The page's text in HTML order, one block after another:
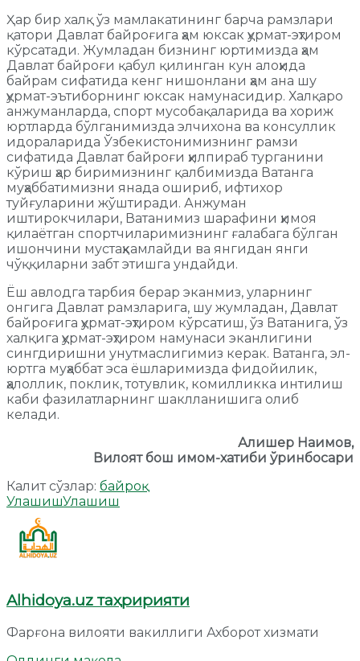
Ҳар бир халқ ўз мамлакатининг барча рамзлари
қатори Давлат байроғига ҳам юксак ҳурмат-эҳтиром
кўрсатади. Жумладан бизнинг юртимизда ҳам
Давлат байроғи қабул қилинган кун алоҳида
байрам сифатида кенг нишонлани ҳам ана шу
ҳурмат-эътиборнинг юксак намунасидир. Халқаро
анжуманларда, спорт мусобақаларида ва хориж
юртларда бўлганимизда элчихона ва консуллик
идораларида Ўзбекистонимизнинг рамзи
сифатида Давлат байроғи ҳилпираб турганини
кўриш ҳар биримизнинг қалбимизда Ватанга
муҳаббатимизни янада ошириб, ифтихор
туйғуларини жўштиради. Анжуман
иштирокчилари, Ватанимиз шарафини ҳимоя
қилаётган спортчиларимизнинг ғалабага бўлган
ишончини мустаҳкамлайди ва янгидан янги
чўққиларни забт этишга ундайди.
Ёш авлодга тарбия берар эканмиз, уларнинг
онгига Давлат рамзларига, шу жумладан, Давлат
байроғига ҳурмат-эҳтиром кўрсатиш, ўз Ватанига, ўз
халқига ҳурмат-эҳтиром намунаси эканлигини
сингдиришни унутмаслигимиз керак. Ватанга, эл-
юртга муҳаббат эса ёшларимизда фидойилик,
ҳалоллик, поклик, тотувлик, комилликка интилиш
каби фазилатларнинг шаклланишига олиб
келади.
Алишер Наимов,
Вилоят бош имом-хатиби ўринбосари
Калит сўзлар: байроқ
УлашишУлашиш
Alhidoya.uz таҳририяти
Фарғона вилояти вакиллиги Ахборот хизмати